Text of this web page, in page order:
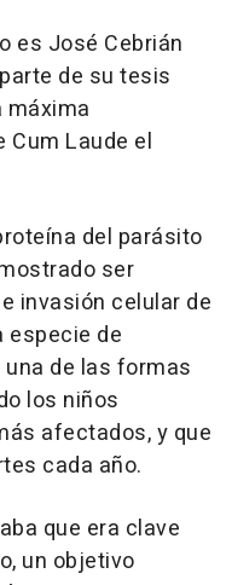
es José Cebrián
de su tesis
máxima
Laude el
del parásito
ser
invasión celular de
especie de
de las formas
los niños
afectados, y que
cada año.
que era clave
un objetivo